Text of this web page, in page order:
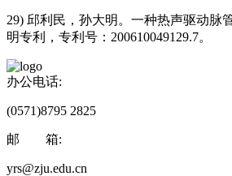
29) 邱利民，孙大明。一种热声驱动脉
明专利，专利号：200610049129.7。
办公电话:
(0571)8795 2825
邮 箱:
yrs@zju.edu.cn